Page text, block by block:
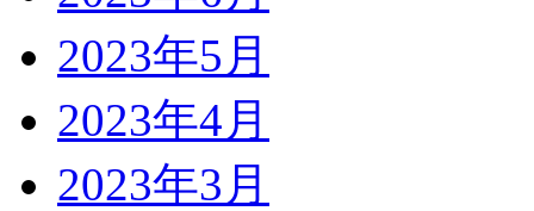
2023年5月
2023年4月
2023年3月